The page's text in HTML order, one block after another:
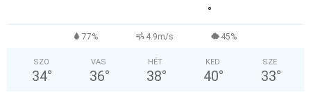
°
77% 4.9m/s 45%
SZO
34°
VAS
36°
HÉT
38°
KED
40°
SZE
33°